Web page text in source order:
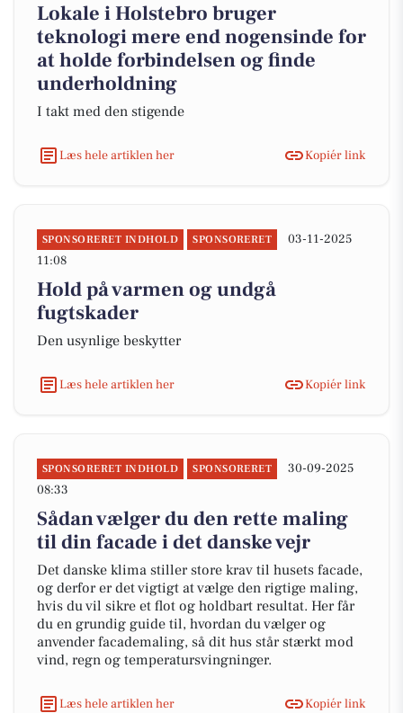
Lokale i Holstebro bruger
teknologi mere end nogensinde for
at holde forbindelsen og finde
underholdning
I takt med den stigende
Læs hele artiklen her Kopiér link
SPONSORERET INDHOLD SPONSORERET
03-11-2025
11:08
Hold på varmen og undgå
fugtskader
Den usynlige beskytter
Læs hele artiklen her Kopiér link
SPONSORERET INDHOLD SPONSORERET
30-09-2025
08:33
Sådan vælger du den rette maling
til din facade i det danske vejr
Det danske klima stiller store krav til husets facade,
og derfor er det vigtigt at vælge den rigtige maling,
hvis du vil sikre et flot og holdbart resultat. Her får
du en grundig guide til, hvordan du vælger og
anvender facademaling, så dit hus står stærkt mod
vind, regn og temperatursvingninger.
Læs hele artiklen her Kopiér link